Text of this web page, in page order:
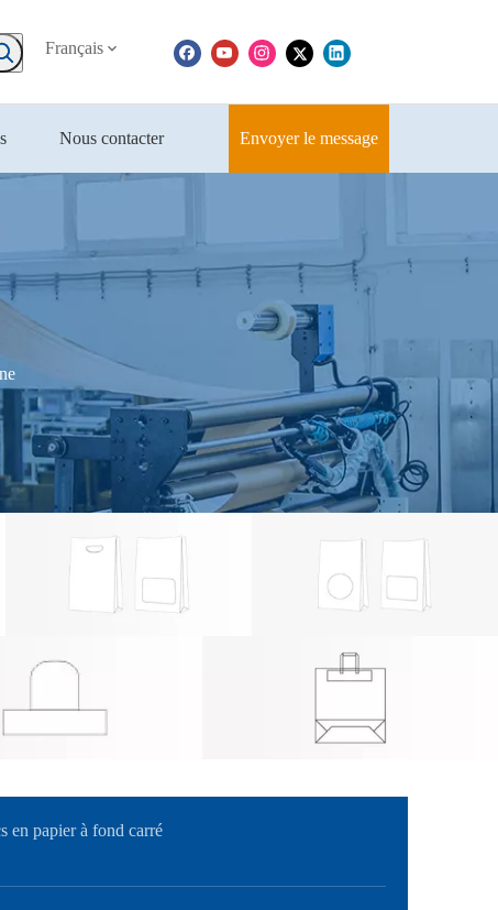
Français
Nous contacter Envoyer le message
en papier à fond carré